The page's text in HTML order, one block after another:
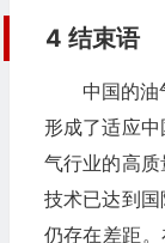
4 结束语
中国的
形成了适应
气行业的高
技术已达到
仍存在差距